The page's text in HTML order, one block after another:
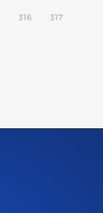
316 317